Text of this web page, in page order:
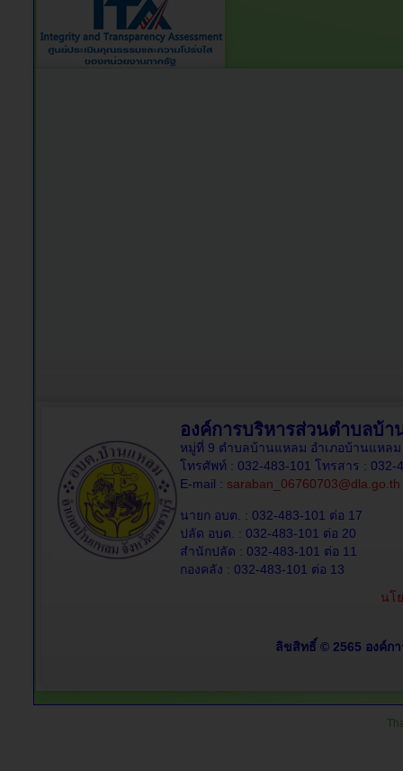
องค์การบริหารส่วนตำบลบ้า
หมู่ที่ 9 ตำบลบ้านแหลม อำเภอบ้านแหลม
โทรศัพท์ : 032-483-101 โทรสาร : 032-
E-mail : saraban_06760703@dla.go.th
นายก อบต. : 032-483-101 ต่อ 17
ปลัด อบต. : 032-483-101 ต่อ 20
สำนักปลัด : 032-483-101 ต่อ 11
กองคลัง : 032-483-101 ต่อ 13
นโ
ลิขสิทธิ์ © 2565 องค์ก